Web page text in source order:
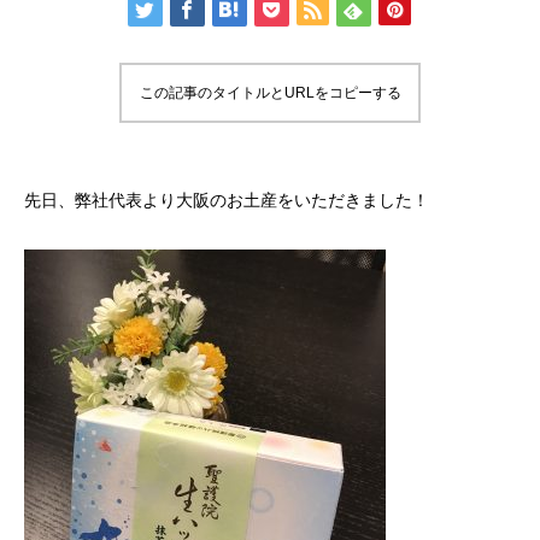
この記事のタイトルとURLをコピーする
先日、弊社代表より大阪のお土産をいただきました！